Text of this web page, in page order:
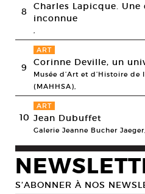
8
Charles Lapicque.
inconnue
,
9
ART
Corinne Deville, un
Musée d’Art et d’Histoire de
(MAHHSA),
10
ART
Jean Dubuffet
Galerie Jeanne Bucher Jaeger,
S’ABONNER À NOS